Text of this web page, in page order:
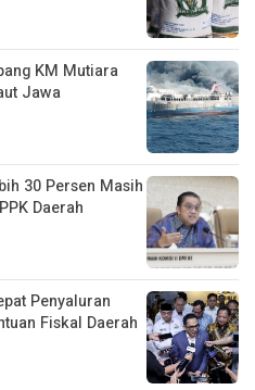
KM Mutiara
Jawa
30 Persen Masih
Daerah
Penyaluran
Fiskal Daerah